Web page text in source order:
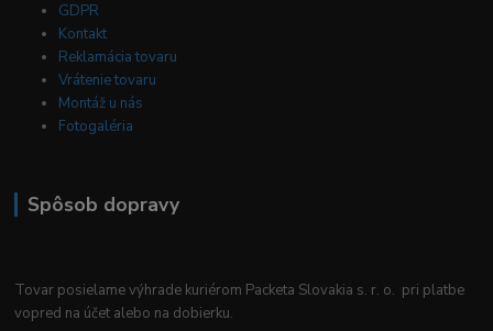
GDPR
Kontakt
Reklamácia tovaru
Vrátenie tovaru
Montáž u nás
Fotogaléria
Spôsob dopravy
Tovar posielame výhrade kuriérom Packeta Slovakia s. r. o. pri platbe
vopred na účet alebo na dobierku.